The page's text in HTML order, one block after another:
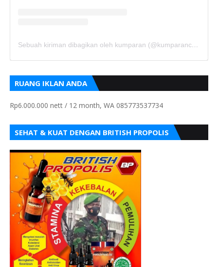
Sebuah kiriman dibagikan oleh kumparan (@kumparancom)
RUANG IKLAN ANDA
Rp6.000.000 nett / 12 month, WA 085773537734
SEHAT & KUAT DENGAN BRITISH PROPOLIS